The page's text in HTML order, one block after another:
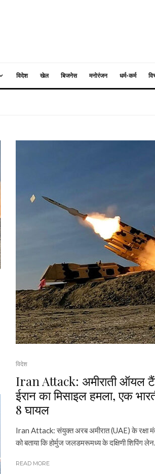
विदेश खेल बिजनेस मनोरंजन धर्म-कर्म
विदेश
Iran Attack: अमीराती ऑयल
ईरान का मिसाइल हमला, एक
8 घायल
Iran Attack: संयुक्त अरब अमीरात (UAE) के रक्षा
को बताया कि होर्मुज जलडमरूमध्य के दक्षिणी शिपिंग
READ MORE